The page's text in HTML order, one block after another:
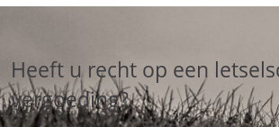
Heeft u recht op een
vergoeding?